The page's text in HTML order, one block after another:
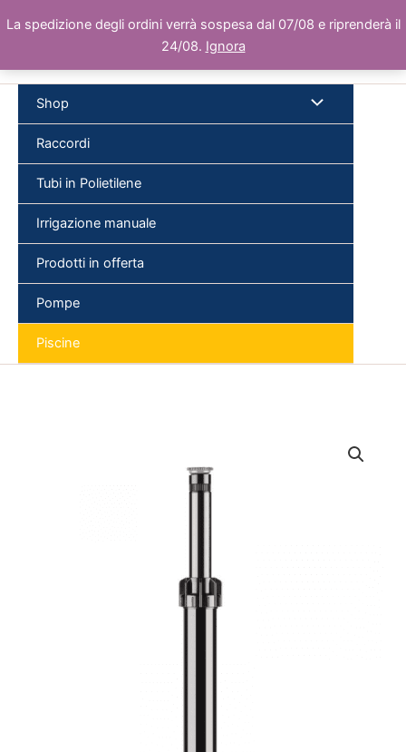
La spedizione degli ordini verrà sospesa dal 07/08 e riprenderà il
24/08. Ignora
al
Shop
Raccordi
Tubi in Polietilene
Irrigazione manuale
Prodotti in offerta
Pompe
Piscine